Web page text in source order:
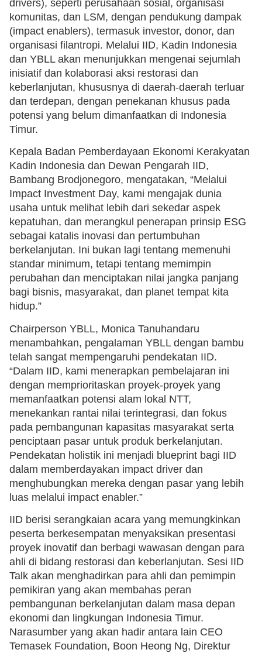
drivers), seperti perusahaan sosial, organisasi
komunitas, dan LSM, dengan pendukung dampak
(impact enablers), termasuk investor, donor, dan
organisasi filantropi. Melalui IID, Kadin Indonesia
dan YBLL akan menunjukkan mengenai sejumlah
inisiatif dan kolaborasi aksi restorasi dan
keberlanjutan, khususnya di daerah-daerah terluar
dan terdepan, dengan penekanan khusus pada
potensi yang belum dimanfaatkan di Indonesia
Timur.
Kepala Badan Pemberdayaan Ekonomi Kerakyatan
Kadin Indonesia dan Dewan Pengarah IID,
Bambang Brodjonegoro, mengatakan, “Melalui
Impact Investment Day, kami mengajak dunia
usaha untuk melihat lebih dari sekedar aspek
kepatuhan, dan merangkul penerapan prinsip ESG
sebagai katalis inovasi dan pertumbuhan
berkelanjutan. Ini bukan lagi tentang memenuhi
standar minimum, tetapi tentang memimpin
perubahan dan menciptakan nilai jangka panjang
bagi bisnis, masyarakat, dan planet tempat kita
hidup.”
Chairperson YBLL, Monica Tanuhandaru
menambahkan, pengalaman YBLL dengan bambu
telah sangat mempengaruhi pendekatan IID.
“Dalam IID, kami menerapkan pembelajaran ini
dengan memprioritaskan proyek-proyek yang
memanfaatkan potensi alam lokal NTT,
menekankan rantai nilai terintegrasi, dan fokus
pada pembangunan kapasitas masyarakat serta
penciptaan pasar untuk produk berkelanjutan.
Pendekatan holistik ini menjadi blueprint bagi IID
dalam memberdayakan impact driver dan
menghubungkan mereka dengan pasar yang lebih
luas melalui impact enabler.”
IID berisi serangkaian acara yang memungkinkan
peserta berkesempatan menyaksikan presentasi
proyek inovatif dan berbagi wawasan dengan para
ahli di bidang restorasi dan keberlanjutan. Sesi IID
Talk akan menghadirkan para ahli dan pemimpin
pemikiran yang akan membahas peran
pembangunan berkelanjutan dalam masa depan
ekonomi dan lingkungan Indonesia Timur.
Narasumber yang akan hadir antara lain CEO
Temasek Foundation, Boon Heong Ng, Direktur